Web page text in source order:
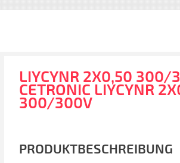
LIYCYNR 2X0,50 300/
CETRONIC LIYCYNR
300/300V
PRODUKTBESCHREIBUNG